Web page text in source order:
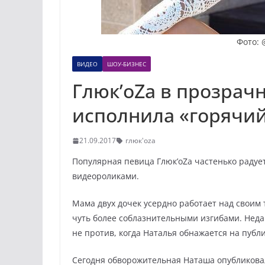
Фото:
ВИДЕО ШОУ-БИЗНЕС
Глюк’oZa в
исполнила
21.09.2017 глюк'оza
Популярная певица Глюк’оZа частенько
видеороликами.
Мама двух дочек усердно работает над своим
чуть более соблазнительными изгибами.
не против, когда Наталья обнажается на
Сегодня обворожительная Наташа